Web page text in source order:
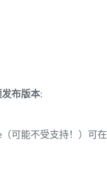
发布版本:
可能不受支持！）可在